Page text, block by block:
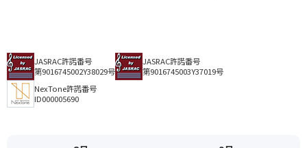
JASRAC許諾番号
第9016745002Y38029号
JASRAC許諾番号
第9016745003Y37019号
NexTone許諾番号
ID000005690